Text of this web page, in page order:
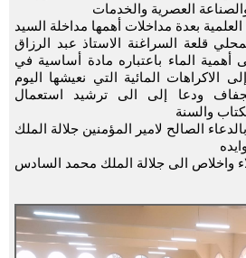
بعدة مداخلات أهمها مداخلة السيد
قلعة السراغنة الاستاذ عبد الرزاق
الماء باعتباره مادة أساسية في
الاكراهات المائية التي نعيشها اليوم
ودعا إلى الى ترشيد استعمال
والسنة
الصالح لامير المؤمنين جلالة الملك
واخلاص الى جلالة الملك محمد السادس